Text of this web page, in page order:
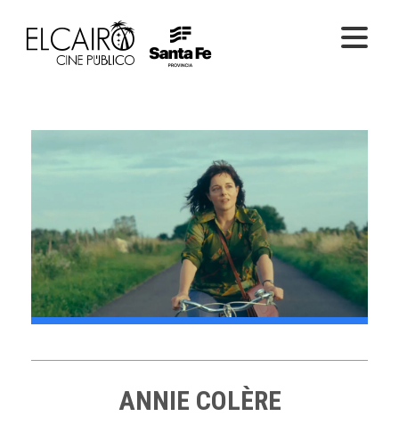
CICLOS
ANNIE COLÈRE